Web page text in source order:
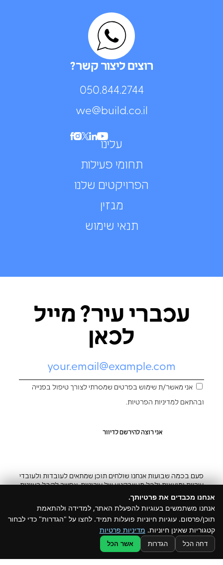
עלינו
תחומי פעילות
הפרויקטים שלנו
מגזין
תנאי שימוש
רוצים ליצור קשר?
050.844.2744⁩
we@build.co.il
עכברי עיר? מייל
לכאן
אני מאשר/ת שימוש בפרטים שמסרתי לצורך טיפול בפנייה
ובהתאם למדיניות הפרטיות.
פעם בכמה שבועות אנחנו שולחים תוכן שמתאים לעובדות ולעובדי
עיריות ומועצות ולכל מי שבקטע של עירוניות. אפשר לקבל רעיונות
@ כל הזכויות שמורות ל –Build
אנחנו מכבדים את פרטיותך.
אנחנו משתמשים בעוגיות להפעלת האתר, למדידה ולהתאמת
תוכן/פרסום. עוגיות חיוניות פועלות תמיד. לחצו על "הגדרות" כדי לבחור
קטגוריות שאינן חיוניות. מדיניות פרטיות
דחה הכל הגדרות אשר הכל